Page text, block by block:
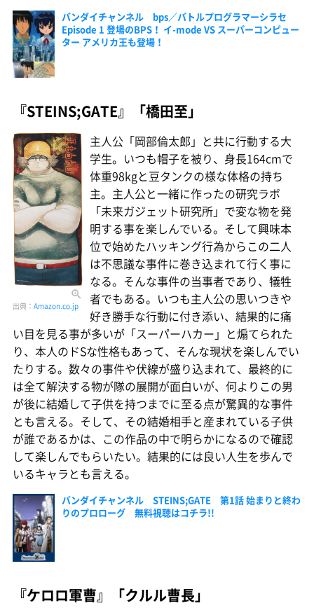
バンダイチャンネル bps／バトルプログラマーシラセ
Episode 1 登場のBPS！ イ-mode VS スーパーコンピュー
ター アメリカ王も登場！
『STEINS;GATE』「橋田至」
出典： Amazon.co.jp
主人公「岡部倫太郎」と共に行動する大
学生。いつも帽子を被り、身長164cmで
体重98kgと豆タンクの様な体格の持ち
主。主人公と一緒に作ったの研究ラボ
「未来ガジェット研究所」で変な物を発
明する事を楽しんでいる。そして興味本
位で始めたハッキング行為からこの二人
は不思議な事件に巻き込まれて行く事に
なる。そんな事件の当事者であり、犠牲
者でもある。いつも主人公の思いつきや
好き勝手な行動に付き添い、結果的に痛
い目を見る事が多いが「スーパーハカー」と煽てられた
り、本人のドSな性格もあって、そんな現状を楽しんでい
たりする。数々の事件や伏線が盛り込まれて、最終的に
は全て解決する物が隊の展開が面白いが、何よりこの男
が後に結婚して子供を持つまでに至る点が驚異的な事件
とも言える。そして、その結婚相手と産まれている子供
が誰であるかは、この作品の中で明らかになるので確認
して楽しんでもらいたい。結果的には良い人生を歩んで
いるキャラとも言える。
バンダイチャンネル STEINS;GATE 第1話 始まりと終わ
りのプロローグ 無料視聴はコチラ!!
『ケロロ軍曹』「クルル曹長」